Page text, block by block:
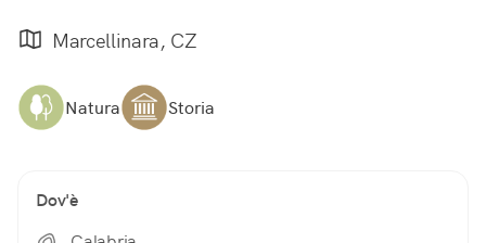
Marcellinara, CZ
Natura Storia
Dov'è